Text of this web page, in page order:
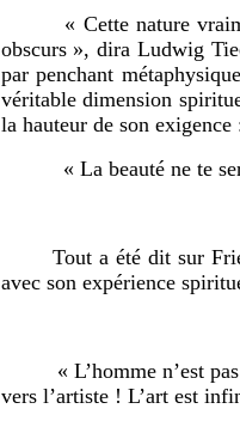
« Cette nature
obscurs », dira Ludwig
par penchant
véritable dimension
la hauteur de son exigence
« La beauté ne te
Tout a été dit sur
avec son expérience
« L’homme n’est
vers l’artiste ! L’art est